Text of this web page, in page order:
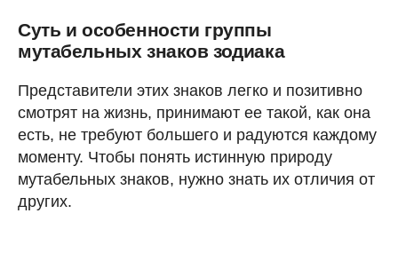
Суть и особенности группы
мутабельных знаков зодиака
Представители этих знаков легко и позитивно
смотрят на жизнь, принимают ее такой, как она
есть, не требуют большего и радуются каждому
моменту. Чтобы понять истинную природу
мутабельных знаков, нужно знать их отличия от
других.